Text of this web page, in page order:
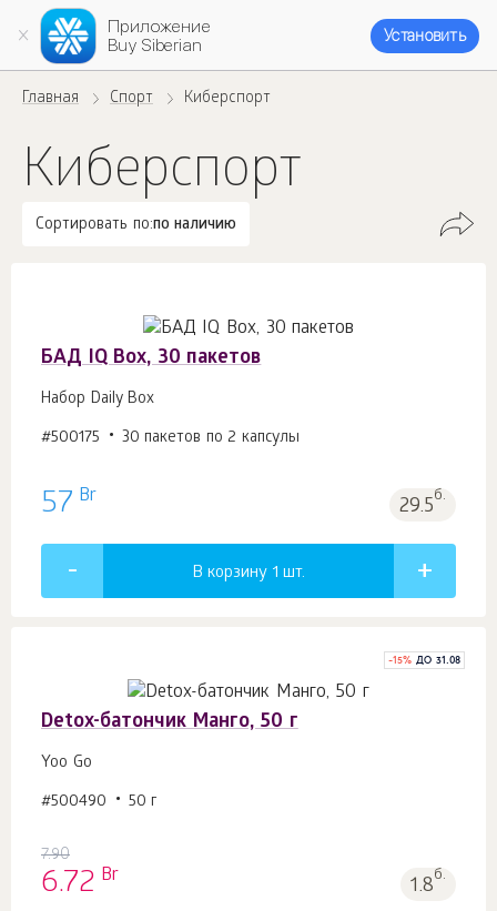
Приложение
Buy Siberian
Установить
Главная Спорт Киберспорт
Киберспорт
Сортировать по:по наличию
БАД IQ Box, 30 пакетов
Набор Daily Box
#500175 30 пакетов по 2 капсулы
57 Br 29.5б.
В корзину 1 шт.
-15% ДО 31.08
Detox-батончик Манго, 50 г
Yoo Gо
#500490 50 г
7.90
6.72 Br 1.8б.